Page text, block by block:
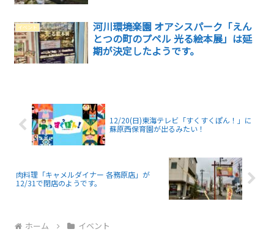
イベント
河川環境楽園 オアシスパーク「えん
とつの町のプペル 光る絵本展」は延
期が決定したようです。
12/20(日)東海テレビ「すくすくぽん！」に
蘇原西保育園が出るみたい！
肉料理「キャメルダイナー 各務原店」が
12/31で閉店のようです。
ホーム イベント